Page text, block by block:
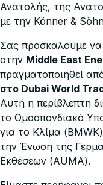
Ανατολής, της
με την Könner &
Σας προσκαλούμε να
στην Middle East
πραγματοποιηθεί
στο Dubai World
Αυτή η περίβλεπτη
το Ομοσπονδιακό
για το Κλίμα
την Ένωση της
Εκθέσεων (AUMA).